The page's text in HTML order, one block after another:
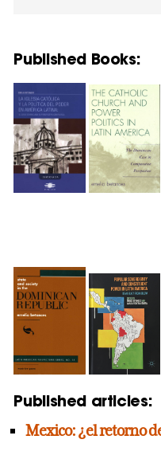
Published Books:
Published articles:
Mexico: ¿el retorno